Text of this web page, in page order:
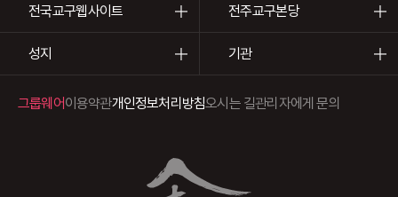
전국교구웹사이트 전주교구본당
성지 기관
그룹웨어이용약관개인정보처리방침오시는 길관리자에게 문의